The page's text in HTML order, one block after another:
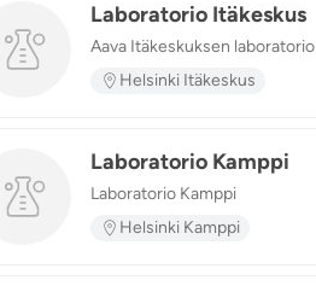
Laboratorio Itäkeskus
Aava Itäkeskuksen laboratorio
Helsinki Itäkeskus
Laboratorio Kamppi
Laboratorio Kamppi
Helsinki Kamppi